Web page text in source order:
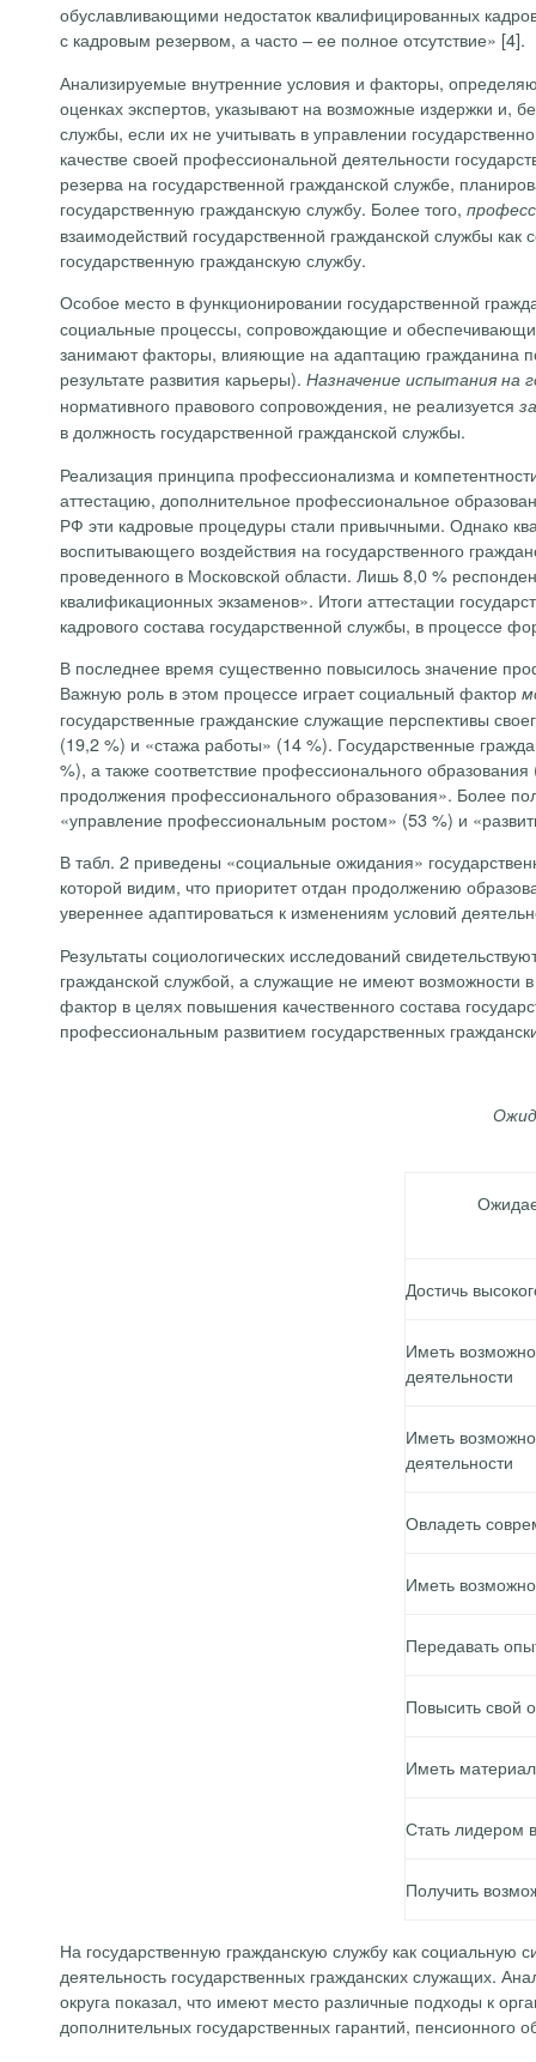
обуславливающими недостаток квалифицированных
с кадровым резервом, а часто – ее полное отсутствие» [4].
Анализируемые внутренние условия и факторы,
оценках экспертов, указывают на возможные издержки и,
службы, если их не учитывать в управлении
качестве своей профессиональной деятельности
резерва на государственной гражданской службе,
государственную гражданскую службу. Более того,
взаимодействий государственной гражданской службы
государственную гражданскую службу.
Особое место в функционировании государственной
социальные процессы, сопровождающие и
занимают факторы, влияющие на адаптацию гражданина
результате развития карьеры). Назначение испытания на
нормативного правового сопровождения, не реализуется
в должность государственной гражданской службы.
Реализация принципа профессионализма и
аттестацию, дополнительное профессиональное
РФ эти кадровые процедуры стали привычными. Однако
воспитывающего воздействия на государственного
проведенного в Московской области. Лишь 8,0 %
квалификационных экзаменов». Итоги аттестации
кадрового состава государственной службы, в процессе
В последнее время существенно повысилось значение
Важную роль в этом процессе играет социальный фактор
государственные гражданские служащие перспективы
(19,2%) и «стажа работы» (14 %). Государственные
%), а также соответствие профессионального
продолжения профессионального образования». Более
«управление профессиональным ростом» (53 %) и
В табл. 2 приведены «социальные ожидания»
которой видим, что приоритет отдан продолжению
увереннее адаптироваться к изменениям условий
Результаты социологических исследований
гражданской службой, а служащие не имеют возможности
фактор в целях повышения качественного состава
профессиональным развитием государственных
Достичь
Иметь
деятельности
Иметь
деятельности
Овладеть
Иметь
Передавать
Повысить свой
Иметь
Стать лидером
Получить
На государственную гражданскую службу как
деятельность государственных гражданских служащих.
округа показал, что имеют место различные подходы к
дополнительных государственных гарантий, пенсионного